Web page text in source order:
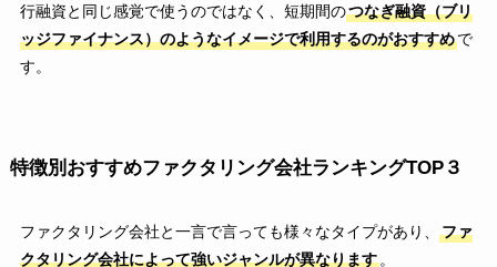
行融資と同じ感覚で使うのではなく、短期間のつなぎ融資（ブリ
ッジファイナンス）のようなイメージで利用するのがおすすめで
す。
特徴別おすすめファクタリング会社ランキングTOP３
ファクタリング会社と一言で言っても様々なタイプがあり、
ファ
クタリング会社によって強いジャンルが異なります。